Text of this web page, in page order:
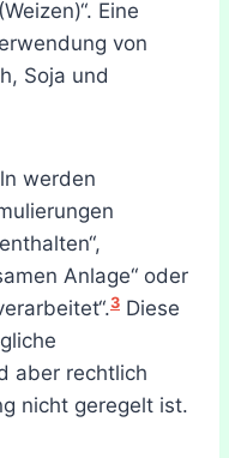
Eine
von
Soja und
werden
Anlage“ oder
3 Diese
aber rechtlich
nicht geregelt ist.